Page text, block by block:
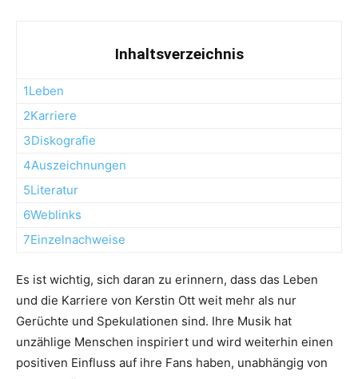
Inhaltsverzeichnis
1Leben
2Karriere
3Diskografie
4Auszeichnungen
5Literatur
6Weblinks
7Einzelnachweise
Es ist wichtig, sich daran zu erinnern, dass das Leben
und die Karriere von Kerstin Ott weit mehr als nur
Gerüchte und Spekulationen sind. Ihre Musik hat
unzählige Menschen inspiriert und wird weiterhin einen
positiven Einfluss auf ihre Fans haben, unabhängig von